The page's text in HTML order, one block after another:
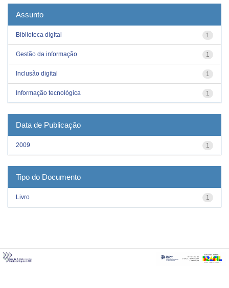
Assunto
1
Biblioteca digital
1
Gestão da informação
1
Inclusão digital
1
Informação tecnológica
Data de Publicação
1
2009
Tipo do Documento
1
Livro